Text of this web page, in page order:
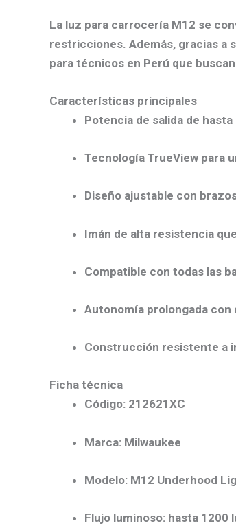
La luz para carrocería M12 se
restricciones. Además, gracias a
para técnicos en Perú que
Características principales
Potencia de salida de
Tecnología TrueView para
Diseño ajustable con
Imán de alta resistencia
Compatible con todas las
Autonomía prolongada
Construcción resistente a
Ficha técnica
Código: 212621XC
Marca: Milwaukee
Modelo: M12 Underhood
Flujo luminoso: hasta 1200